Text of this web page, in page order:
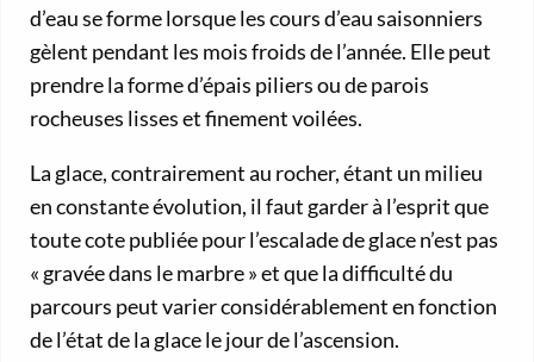
d’eau se forme lorsque les cours d’eau saisonniers
gèlent pendant les mois froids de l’année. Elle peut
prendre la forme d’épais piliers ou de parois
rocheuses lisses et finement voilées.
La glace, contrairement au rocher, étant un milieu
en constante évolution, il faut garder à l’esprit que
toute cote publiée pour l’escalade de glace n’est pas
« gravée dans le marbre » et que la difficulté du
parcours peut varier considérablement en fonction
de l’état de la glace le jour de l’ascension.